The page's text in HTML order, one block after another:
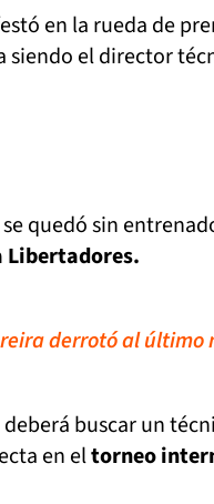
en la rueda de
siendo el director
quedó sin
Libertadores.
derrotó al
deberá buscar un
en eltorneo